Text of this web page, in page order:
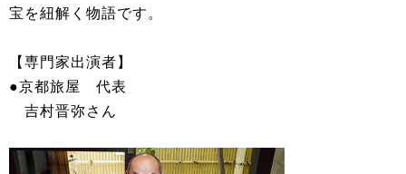
宝を紐解く物語です。
【専門家出演者】
●京都旅屋 代表
吉村晋弥さん